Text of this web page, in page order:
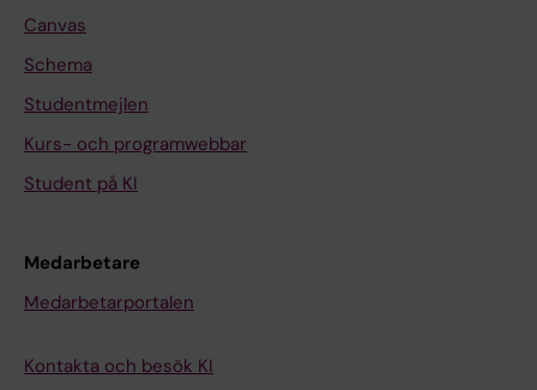
Canvas
Schema
Studentmejlen
Kurs- och programwebbar
Student på KI
Medarbetare
Medarbetarportalen
Kontakta och besök KI